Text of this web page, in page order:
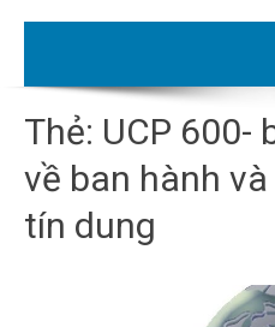
Thẻ: UCP 600-
về ban hành
tín dung